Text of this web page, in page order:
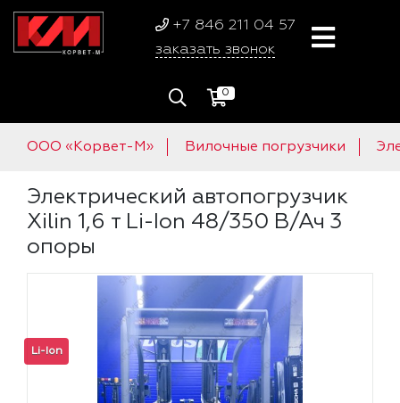
+7 846 211 04 57
заказать звонок
0
ООО «Корвет-М» Вилочные погрузчики
Электрический автопогрузчик
Xilin 1,6 т Li-Ion 48/350 В/Ач 3
опоры
Li-Ion